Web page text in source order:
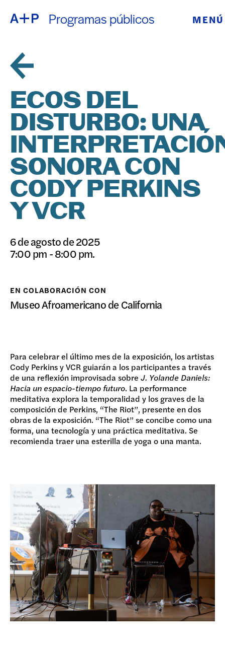
Programas públicos MENÚ
EDUCACIÓN
JUVENTUD DE
CRIANZA
PROGRAMAS
PÚBLICOS
ARCHIVO
DONAR
ESPAÑOL
普通话
日本語
ECOS DEL
DISTURBO: UNA
SONORA CON
CODY PERKINS
Y VCR
6 de agosto de 2025
7:00 pm - 8:00 pm.
EN COLABORACIÓN CON
Museo Afroamericano de California
Para celebrar el último mes de la exposición, los artistas
Cody Perkins y VCR guiarán a los participantes a través
de una reflexión improvisada sobre J. Yolande Daniels:
Hacia un espacio-tiempo futuro. La performance
meditativa explora la temporalidad y los graves de la
composición de Perkins, “The Riot”, presente en dos
obras de la exposición. “The Riot” se concibe como una
forma, una tecnología y una práctica meditativa. Se
recomienda traer una esterilla de yoga o una manta.